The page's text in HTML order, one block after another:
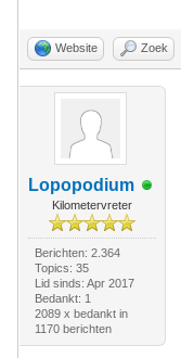
Website Zoek
Lopopodium
Kilometervreter
Berichten: 2.364
Topics: 35
Lid sinds: Apr 2017
Bedankt: 1
2089 x bedankt in
1170 berichten